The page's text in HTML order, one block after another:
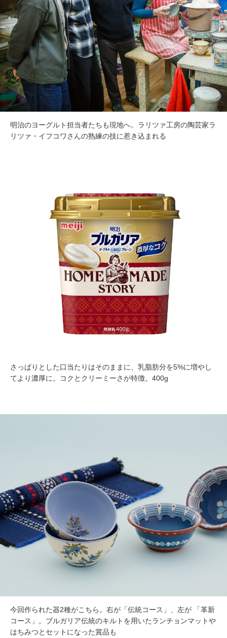
明治のヨーグルト担当者たちも現地へ。ラリツァ工房の陶芸家ラ
リツァ・イフコワさんの熟練の技に惹き込まれる
さっぱりとした口当たりはそのままに、乳脂肪分を5%に増やし
てより濃厚に。コクとクリーミーさが特徴。400g
今回作られた器2種がこちら。右が「伝統コース」、左が 「革新
コース」。ブルガリア伝統のキルトを用いたランチョンマットや
はちみつとセットになった賞品も